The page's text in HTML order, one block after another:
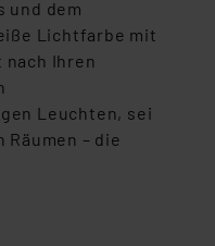
und dem
Lichtfarbe mit
nach Ihren
Leuchten, sei
– die